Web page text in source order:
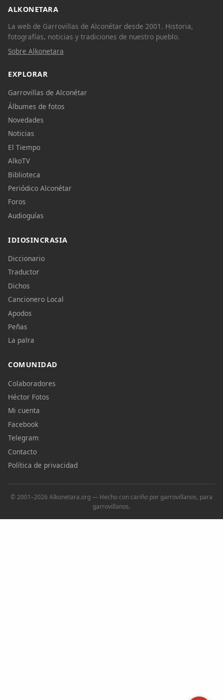
ALKONETARA
La web de Garrovillas de Alconétar desde 2001. Historia,
fotografías, noticias y tradiciones de nuestro pueblo.
Sobre Alkonetara
EXPLORAR
Garrovillas de Alconétar
Álbumes de fotos
Novedades
Noticias
El Tiempo
AlkoTV
Biblioteca
Periódico Alconétar
Foros
Audioguías
IDIOSINCRASIA
Diccionario
Traductor
Dichos
Cancionero Local
Apodos
Peñas
La palra
COMUNIDAD
Colaboradores
Héctor Fotos
Mi cuenta
Facebook
Telegram
Contacto
Política de privacidad
© 2001–2026 Alkonetara.org — Hecho con cariño por garrovillanos, para
garrovillanos.